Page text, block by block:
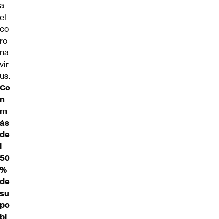
a
el
co
ro
na
vir
us.
Co
n
m
ás
de
l
50
%
de
su
po
bl